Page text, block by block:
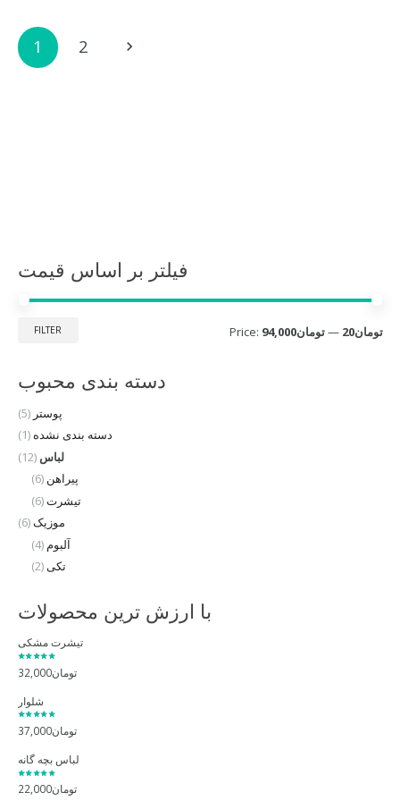
Posts
navigation
1 2
فیلتر بر اساس قیمت
FILTER Price: تومان20 —تومان94,000
دسته بندی محبوب
پوستر (5)
دسته بندی نشده (1)
لباس (12)
پیراهن (6)
تیشرت(6)
موزیک (6)
آلبوم (4)
تکی(2)
با ارزش ترین محصولات
تیشرت مشکی
تومان32,000
شلوار
تومان37,000
لباس بچه گانه
تومان22,000